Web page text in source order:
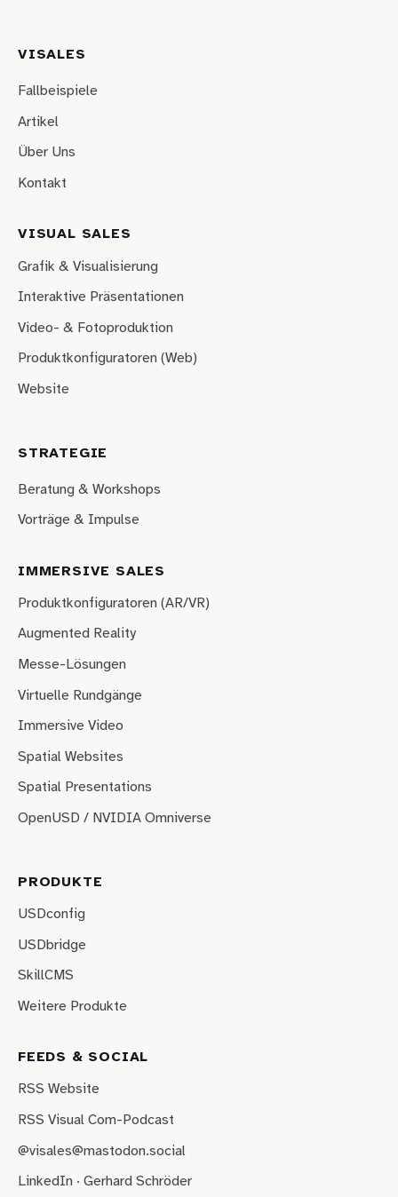
VISALES
Fallbeispiele
Artikel
Über Uns
Kontakt
VISUAL SALES
Grafik & Visualisierung
Interaktive Präsentationen
Video- & Fotoproduktion
Produktkonfiguratoren (Web)
Website
STRATEGIE
Beratung & Workshops
Vorträge & Impulse
IMMERSIVE SALES
Produktkonfiguratoren (AR/VR)
Augmented Reality
Messe-Lösungen
Virtuelle Rundgänge
Immersive Video
Spatial Websites
Spatial Presentations
OpenUSD / NVIDIA Omniverse
PRODUKTE
USDconfig
USDbridge
SkillCMS
Weitere Produkte
FEEDS & SOCIAL
RSS Website
RSS Visual Com-Podcast
@visales@mastodon.social
LinkedIn · Gerhard Schröder